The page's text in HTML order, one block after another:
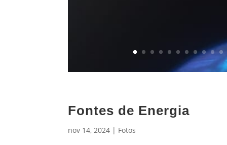
Fontes de Energia
nov 14, 2024 | Fotos